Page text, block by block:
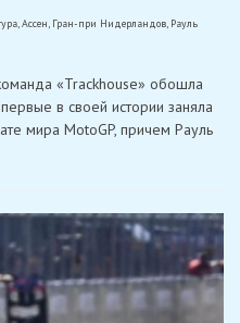
,Ассен, Гран-при Нидерландов, Рауль
«Trackhouse» обошла
в своей истории заняла
мира MotoGP, причем Рауль